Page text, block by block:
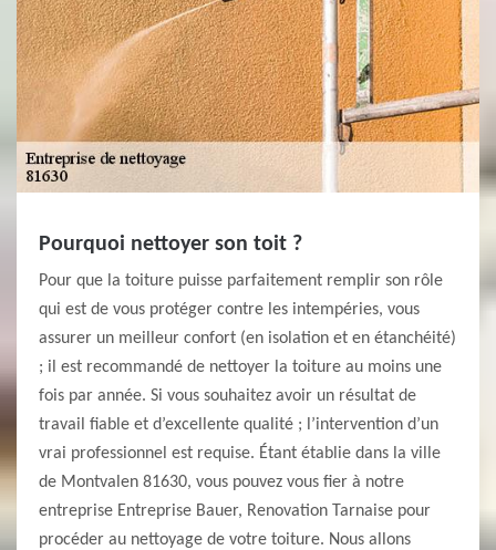
Pourquoi nettoyer son toit ?
Pour que la toiture puisse parfaitement remplir son rôle
qui est de vous protéger contre les intempéries, vous
assurer un meilleur confort (en isolation et en étanchéité)
; il est recommandé de nettoyer la toiture au moins une
fois par année. Si vous souhaitez avoir un résultat de
travail fiable et d’excellente qualité ; l’intervention d’un
vrai professionnel est requise. Étant établie dans la ville
de Montvalen 81630, vous pouvez vous fier à notre
entreprise Entreprise Bauer, Renovation Tarnaise pour
procéder au nettoyage de votre toiture. Nous allons